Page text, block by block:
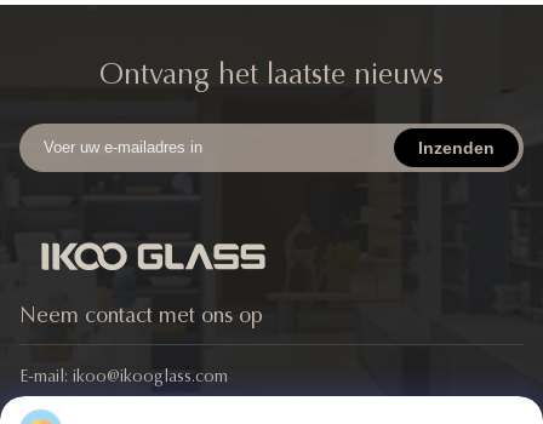
Ontvang het laatste nieuws
Inzenden
Neem contact met ons op
E-mail: ikoo@ikooglass.com
Telefoon: